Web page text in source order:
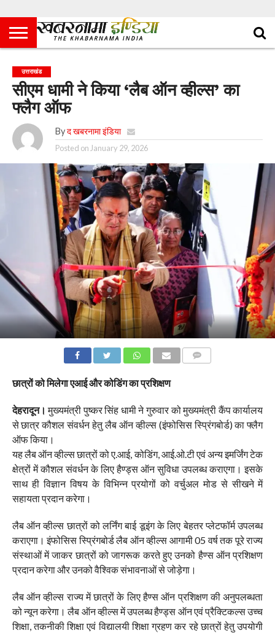
उत्तराखंड
सीएम धामी ने किया ‘लैब ऑन व्हील्स’ का
फ्लैग ऑफ
By द खबरनामा इंडिया
Posted on January 29, 2026
छात्रों को मिलेगा एआई और कोडिंग का प्रशिक्षण
देहरादून। मुख्यमंत्री पुष्कर सिंह धामी ने गुरुवार को मुख्यमंत्री कैंप कार्यालय
से छात्र कौशल संवर्धन हेतु लैब ऑन व्हील्स (इंफोसिस स्प्रिंगबोर्ड) का फ्लैग
ऑफ किया।
यह लैब ऑन व्हील्स छात्रों को ए.आई, कोडिंग, आई.ओ.टी एवं अन्य इमर्जिंग टेक
क्षेत्रों में कौशल संवर्धन के लिए हैण्ड्स ऑन सुविधा उपलब्ध कराएगा। इसके
साथ ही विज्ञान विषय के विभिन्न प्रयोगों को वर्चुअल मोड से सीखने में
सहायता प्रदान करेगा।
लैब ऑन व्हील्स छात्रों को लर्निंग बाई डूइंग के लिए बेहतर प्लेटफॉर्म उपलब्ध
कराएगा। इंफोसिस स्प्रिंगबोर्ड लैब ऑन व्हील्स आगामी 05 वर्ष तक पूरे राज्य
संस्थाओं में जाकर छात्रों को जागरूक करते हुए उनको हैण्स ऑन प्रशिक्षण
प्रदान करेगा और उनको वैश्विक संभावनाओं से जोड़ेगा।
लैब ऑन व्हील्स राज्य में छात्रों के लिए हैण्स ऑन प्रशिक्षण की अनुपलब्धता
को न्यून करेगा। लैब ऑन व्हील्स में उपलब्ध हैण्ड्स ऑन एवं प्रैक्टिकल्स उच्च
शिक्षा, तकनीकी शिक्षा एवं विद्यालयी शिक्षा ग्रहण कर रहे छात्रों हेतु उपयोगी